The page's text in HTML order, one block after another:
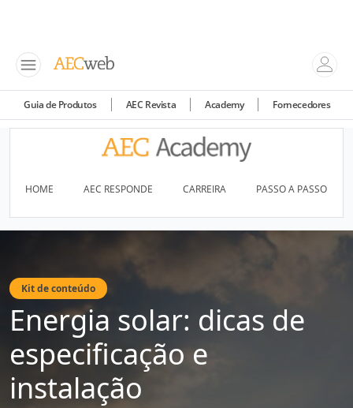
Guia de Produtos AEC Revista Academy Fornecedores
HOME AEC RESPONDE CARREIRA PASSO A PASSO
Kit de conteúdo
Energia solar: dicas de
especificação e
instalação